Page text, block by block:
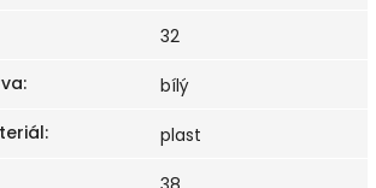
32
:
bílý
:
plast